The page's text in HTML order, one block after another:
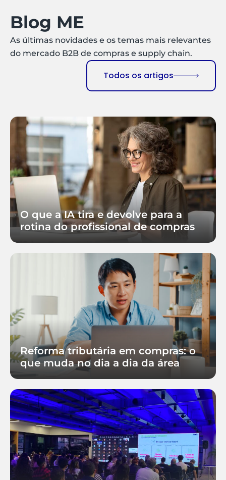
Blog ME
As últimas novidades e os temas mais relevantes
do mercado B2B de compras e supply chain.
Todos os artigos
O que a IA tira e devolve para a
rotina do profissional de compras
Reforma tributária em compras: o
que muda no dia a dia da área